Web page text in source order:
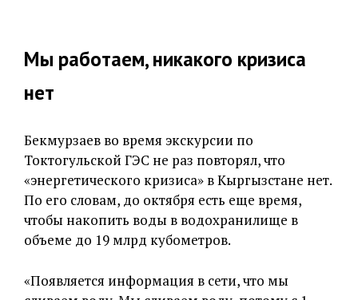
Мы работаем, никакого кризиса
нет
Бекмурзаев во время экскурсии по
Токтогульской ГЭС не раз повторял, что
«энергетического кризиса» в Кыргызстане нет.
По его словам, до октября есть еще время,
чтобы накопить воды в водохранилище в
объеме до 19 млрд кубометров.
«Появляется информация в сети, что мы